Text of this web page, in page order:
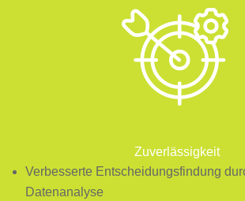
Zuverlässigkeit
Verbesserte Entscheidungsfindung
Datenanalyse